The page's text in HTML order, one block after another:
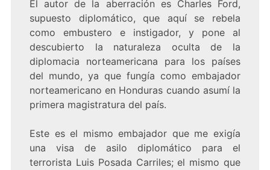
El autor de la aberración es Charles Ford,
supuesto diplomático, que aquí se rebela
como embustero e instigador, y pone al
descubierto la naturaleza oculta de la
diplomacia norteamericana para los países
del mundo, ya que fungía como embajador
norteamericano en Honduras cuando asumí la
primera magistratura del país.
Este es el mismo embajador que me exigía
una visa de asilo diplomático para el
terrorista Luis Posada Carriles; el mismo que